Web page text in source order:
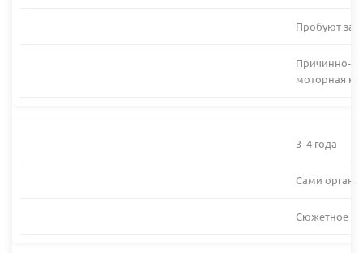
Пробуют
Причинно-
моторная
3–4 года
Сами
Сюжетное